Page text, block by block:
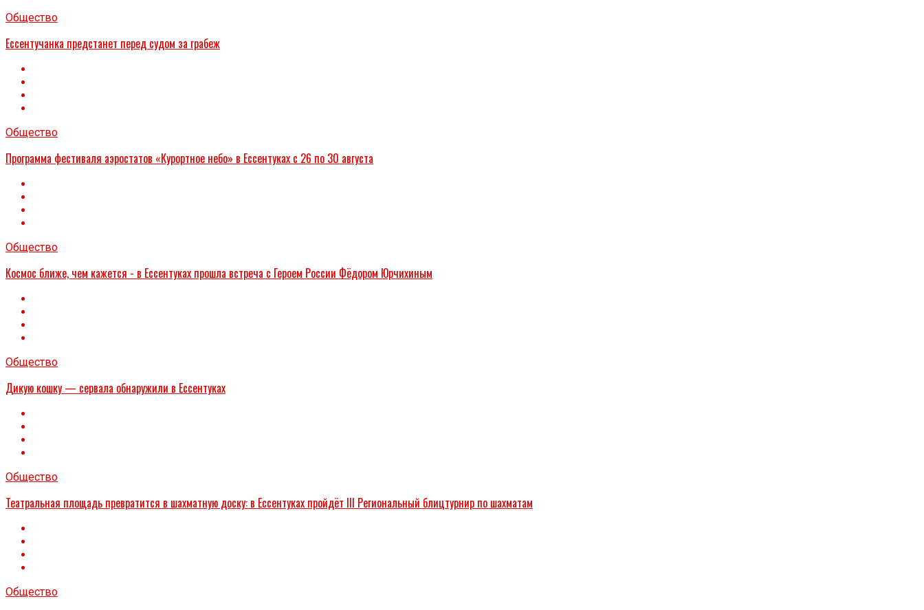
Общество
Ессентучанка предстанет перед судом за грабеж
Общество
Программа фестиваля аэростатов «Курортное небо» в Ессентуках с 26 по 30 августа
Общество
Космос ближе, чем кажется - в Ессентуках прошла встреча с Героем России Фёдором Юрчихиным
Общество
Дикую кошку — сервала обнаружили в Ессентуках
Общество
Театральная площадь превратится в шахматную доску: в Ессентуках пройдёт III Региональный блицтурнир по шахматам
Общество